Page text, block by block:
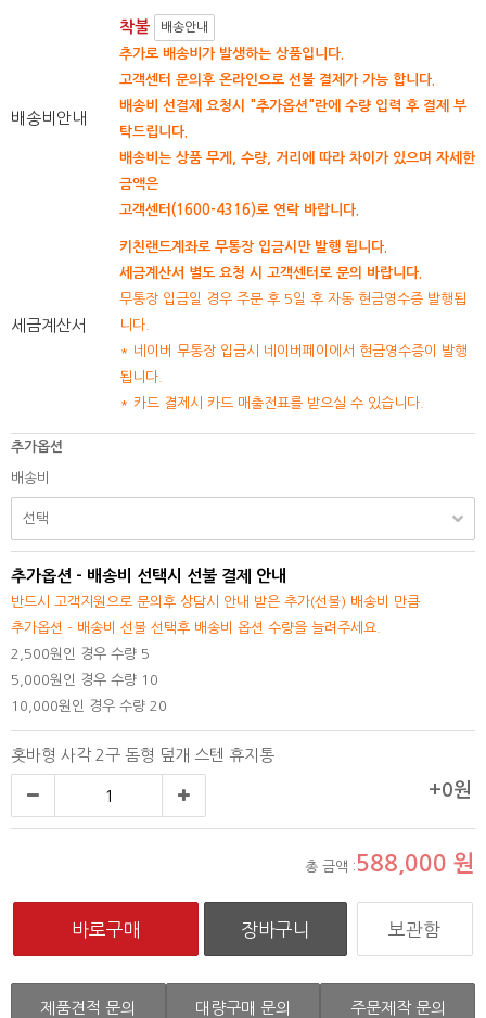
배송비안내
착불 배송안내
추가로 배송비가 발생하는 상품입니다.
고객센터 문의후 온라인으로 선불 결제가 가능 합니다.
배송비 선결제 요청시 "추가옵션"란에 수량 입력 후 결제 부
탁드립니다.
배송비는 상품 무게, 수량, 거리에 따라 차이가 있으며 자세한
금액은
고객센터(1600-4316)로 연락 바랍니다.
세금계산서
키친랜드계좌로 무통장 입금시만 발행 됩니다.
세금계산서 별도 요청 시 고객센터로 문의 바랍니다.
무통장 입금일 경우 주문 후 5일 후 자동 현금영수증 발행됩
니다.
* 네이버 무통장 입금시 네이버페이에서 현금영수증이 발행
됩니다.
* 카드 결제시 카드 매출전표를 받으실 수 있습니다.
추가옵션
배송비
추가옵션 - 배송비 선택시 선불 결제 안내
반드시 고객지원으로 문의후 상담시 안내 받은 추가(선불) 배송비 만큼
추가옵션 - 배송비 선불 선택후 배송비 옵션 수량을 늘려주세요.
2,500원인 경우 수량 5
5,000원인 경우 수량 10
10,000원인 경우 수량 20
홋바형 사각 2구 돔형 덮개 스텐 휴지통
+0원
총 금액 : 588,000 원
보관함
제품견적 문의 대량구매 문의 주문제작 문의